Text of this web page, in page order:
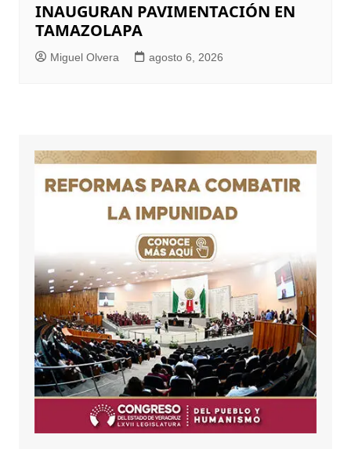
INAUGURAN PAVIMENTACIÓN EN
TAMAZOLAPA
Miguel Olvera agosto 6, 2026